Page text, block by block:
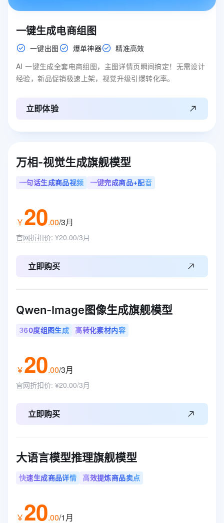
一键生成电商组图
一键出图 爆单神器
精准高效
AI 一键生成全套电商组图，主图详情页瞬间搞定！无需设计
经验，新品促销极速上架，视觉升级引爆转化率。
立即体验
万相-视觉生成旗舰模型
一句话生成商品视频 一键完成商品+配音
￥20.00/3月
官网折扣价: ¥20.00/3月
立即购买
Qwen-Image图像生成旗舰模型
360度组图生成 高转化素材内容
￥20.00/3月
官网折扣价: ¥20.00/3月
立即购买
大语言模型推理旗舰模型
快速生成商品详情 高效提炼商品卖点
￥20.00/1月